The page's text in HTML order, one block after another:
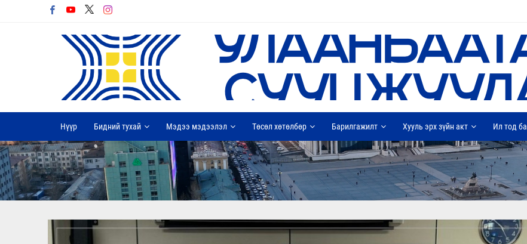
Нүүр Бидний тухай Мэдээ мэдээлэл Төсөл хөтөлбөр Барилгажилт Хууль эрх зүйн акт Ил тод